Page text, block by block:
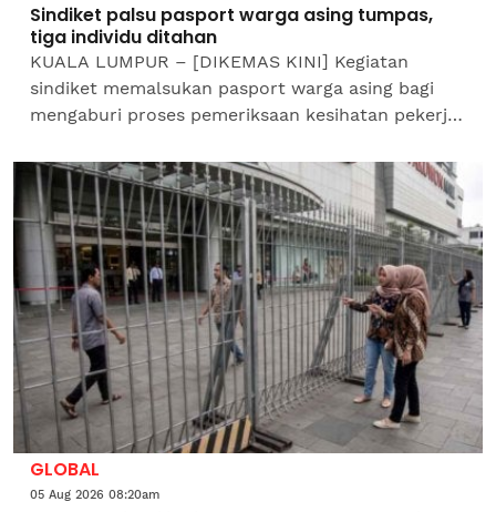
Sindiket palsu pasport warga asing tumpas,
tiga individu ditahan
KUALA LUMPUR – [DIKEMAS KINI] Kegiatan
sindiket memalsukan pasport warga asing bagi
mengaburi proses pemeriksaan kesihatan pekerja
Malaysia (JIM) menahan...
GLOBAL
05 Aug 2026 08:20am